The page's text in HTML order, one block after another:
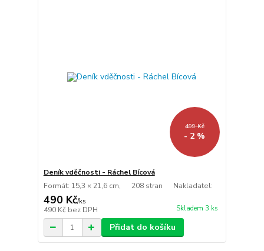
499 Kč
- 2 %
Deník vděčnosti - Ráchel Bícová
Formát: 15,3 × 21,6 cm, 208 stran Nakladatel:
490 Kč/ks
490 Kč bez DPH Skladem 3 ks
Přidat do košíku